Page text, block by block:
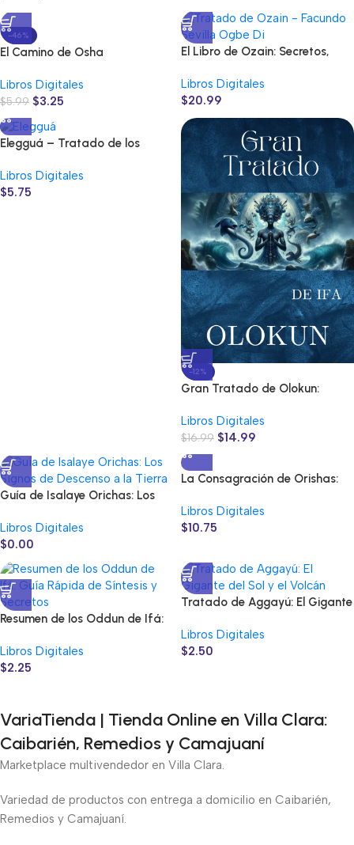
-46%
El Camino de Osha
Libros Digitales
$5.99 $3.25
El Libro de Ozain: Secretos,
Libros Digitales
$20.99
Elegguá – Tratado de los
Libros Digitales
$5.75
-12%
Gran Tratado de Olokun:
Libros Digitales
$16.99 $14.99
Guía de Isalaye Orichas: Los
Libros Digitales
$0.00
La Consagración de Orishas:
Fundamentos
Libros Digitales
$10.75
Resumen de los Oddun de Ifá:
Secretos
Libros Digitales
$2.25
Tratado de Aggayú: El Gigante
Libros Digitales
$2.50
VariaTienda | Tienda Online en Villa Clara:
Caibarién, Remedios y Camajuaní
Marketplace multivendedor en Villa Clara.
Variedad de productos con entrega a domicilio en Caibarién,
Remedios y Camajuaní.